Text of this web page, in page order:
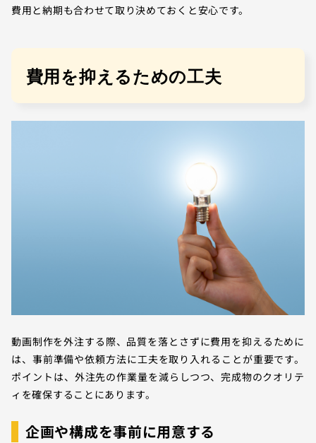
費用と納期も合わせて取り決めておくと安心です。
費用を抑えるための工夫
動画制作を外注する際、品質を落とさずに費用を抑えるために
は、事前準備や依頼方法に工夫を取り入れることが重要です。
ポイントは、外注先の作業量を減らしつつ、完成物のクオリテ
ィを確保することにあります。
企画や構成を事前に用意する